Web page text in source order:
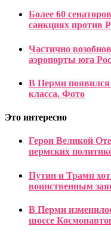
Более 60
санкциях против
Частично
аэропорты юга
В Перми появился
класса. Фото
Это интересно
Герои Великой
пермских
Путин и Трамп
воинственным
В Перми
шоссе